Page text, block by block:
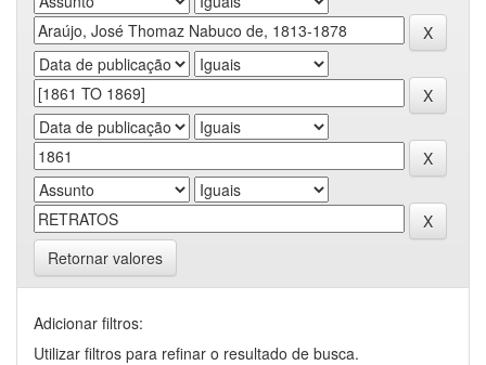
Retornar valores
Adicionar filtros:
Utilizar filtros para refinar o resultado de busca.